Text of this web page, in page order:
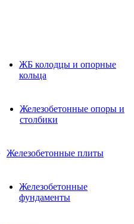
ЖБ колодцы и опорные
кольца
Железобетонные опоры и
столбики
Железобетонные плиты
Железобетонные
фундаменты